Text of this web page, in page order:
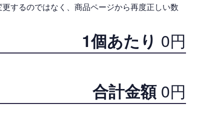
するのではなく、商品ページから再度正しい数
1個あたり 0円
合計金額0円